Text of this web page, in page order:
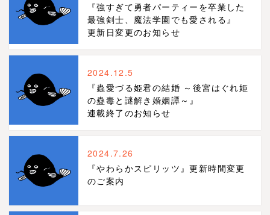
『強すぎて勇者パーティーを卒業した
最強剣士、魔法学園でも愛される』
更新日変更のお知らせ
2024.12.5
『蟲愛づる姫君の結婚 ～後宮はぐれ姫
の蠱毒と謎解き婚姻譚～』
連載終了のお知らせ
2024.7.26
『やわらかスピリッツ』更新時間変更
のご案内